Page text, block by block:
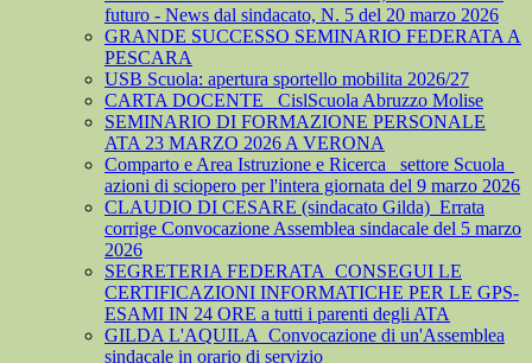
futuro - News dal sindacato, N. 5 del 20 marzo 2026
GRANDE SUCCESSO SEMINARIO FEDERATA A
PESCARA
USB Scuola: apertura sportello mobilita 2026/27
CARTA DOCENTE_ CislScuola Abruzzo Molise
SEMINARIO DI FORMAZIONE PERSONALE
ATA 23 MARZO 2026 A VERONA
Comparto e Area Istruzione e Ricerca_ settore Scuola_
azioni di sciopero per l'intera giornata del 9 marzo 2026
CLAUDIO DI CESARE (sindacato Gilda)_Errata
corrige Convocazione Assemblea sindacale del 5 marzo
2026
SEGRETERIA FEDERATA_CONSEGUI LE
CERTIFICAZIONI INFORMATICHE PER LE GPS-
ESAMI IN 24 ORE a tutti i parenti degli ATA
GILDA L'AQUILA_Convocazione di un'Assemblea
sindacale in orario di servizio